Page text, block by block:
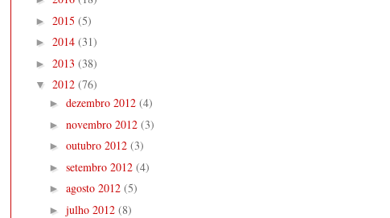
► 2015 (5)
► 2014 (31)
► 2013 (38)
▼ 2012 (76)
► dezembro 2012 (4)
► novembro 2012 (3)
► outubro 2012 (3)
► setembro 2012 (4)
► agosto 2012 (5)
► julho 2012 (8)